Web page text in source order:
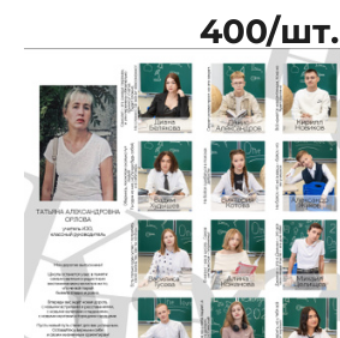
400/шт.